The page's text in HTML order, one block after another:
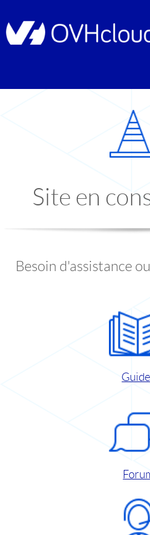
Site en
Besoin d'assistance